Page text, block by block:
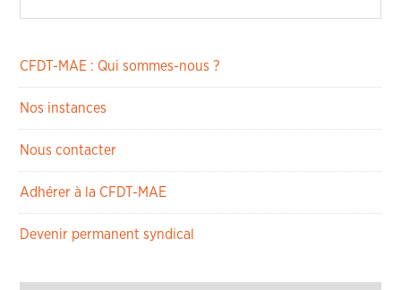
CFDT-MAE : Qui sommes-nous ?
Nos instances
Nous contacter
Adhérer à la CFDT-MAE
Devenir permanent syndical